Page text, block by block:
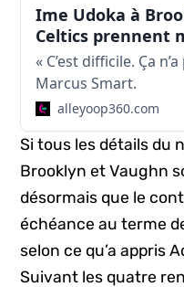
Ime Udoka à
Celtics prennent
« C’est difficile. Ça
Marcus Smart.
alleyoop360.com
Si tous les détails du
Brooklyn et Vaughn
désormais que le
échéance au terme
selon ce qu’a appris
Suivant les quatre